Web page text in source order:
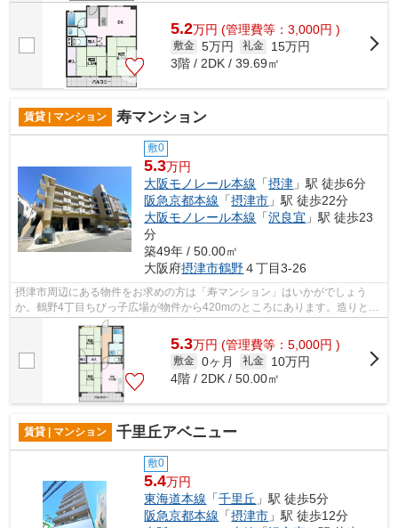
5.2万円 (管理費等：3,000円 )
敷金 5万円 礼金
15万円
3階 / 2DK / 39.69㎡
賃貸 | マンション 寿マンション
敷0
5.3万円
大阪モノレール本線 「摂津 」駅 徒歩6分
阪急京都本線 「摂津市 」駅 徒歩22分
大阪モノレール本線 「沢良宜 」駅 徒歩23
分
築49年 / 50.00㎡
大阪府摂津市鶴野４丁目3-26
摂津市周辺にある物件をお求めの方は「寿マンション」はいかがでしょう
か。鶴野4丁目ちびっ子広場が物件から420mのところにあります。造りとデ
ザインに関して、自信をもって情報を提供...
5.3万円 (管理費等：5,000円 )
敷金 0ヶ月 礼金
10万円
4階 / 2DK / 50.00㎡
賃貸 | マンション 千里丘アベニュー
敷0
5.4万円
東海道本線 「千里丘 」駅 徒歩5分
阪急京都本線 「摂津市 」駅 徒歩12分